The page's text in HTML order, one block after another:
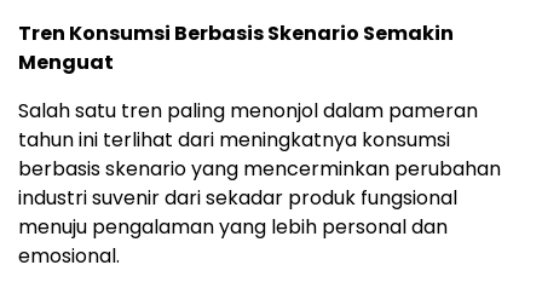
Tren Konsumsi Berbasis Skenario Semakin
Menguat
Salah satu tren paling menonjol dalam pameran
tahun ini terlihat dari meningkatnya konsumsi
berbasis skenario yang mencerminkan perubahan
industri suvenir dari sekadar produk fungsional
menuju pengalaman yang lebih personal dan
emosional.